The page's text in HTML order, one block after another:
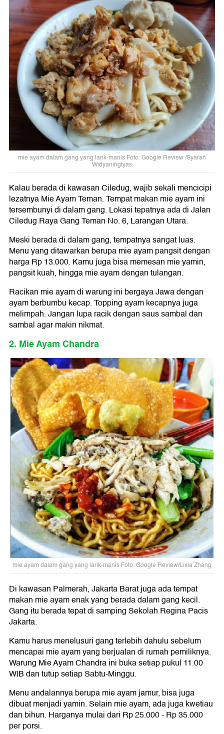
mie ayam dalam gang yang larik-manis Foto: Google Review /Syarah
Widyaningtyas
Kalau berada di kawasan Ciledug, wajib sekali mencicipi
lezatnya Mie Ayam Teman. Tempat makan mie ayam ini
tersembunyi di dalam gang. Lokasi tepatnya ada di Jalan
Ciledug Raya Gang Teman No. 6, Larangan Utara.
Meski berada di dalam gang, tempatnya sangat luas.
Menu yang ditawarkan berupa mie ayam pangsit dengan
harga Rp 13.000. Kamu juga bisa memesan mie yamin,
pangsit kuah, hingga mie ayam dengan tulangan.
Racikan mie ayam di warung ini bergaya Jawa dengan
ayam berbumbu kecap. Topping ayam kecapnya juga
melimpah. Jangan lupa racik dengan saus sambal dan
sambal agar makin nikmat.
2. Mie Ayam Chandra
mie ayam dalam gang yang larik-manis Foto: Google Review/Lixia Zhang
Di kawasan Palmerah, Jakarta Barat juga ada tempat
makan mie ayam enak yang berada dalam gang kecil.
Gang itu berada tepat di samping Sekolah Regina Pacis
Jakarta.
Kamu harus menelusuri gang terlebih dahulu sebelum
mencapai mie ayam yang berjualan di rumah pemiliknya.
Warung Mie Ayam Chandra ini buka setiap pukul 11.00
WIB dan tutup setiap Sabtu-Minggu.
Menu andalannya berupa mie ayam jamur, bisa juga
dibuat menjadi yamin. Selain mie ayam, ada juga kwetiau
dan bihun. Harganya mulai dari Rp 25.000 - Rp 35.000
per porsi.